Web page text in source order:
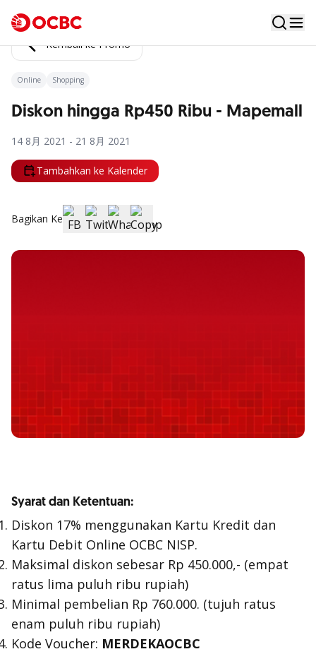
Kembali ke Promo
Online Shopping
Diskon hingga Rp450 Ribu - Mapemall
14 8月 2021 - 21 8月 2021
Tambahkan ke Kalender
Bagikan Ke
Syarat dan Ketentuan:
Diskon 17% menggunakan Kartu Kredit dan
Kartu Debit Online OCBC NISP.
Maksimal diskon sebesar Rp 450.000,- (empat
ratus lima puluh ribu rupiah)
Minimal pembelian Rp 760.000. (tujuh ratus
enam puluh ribu rupiah)
Kode Voucher: MERDEKAOCBC